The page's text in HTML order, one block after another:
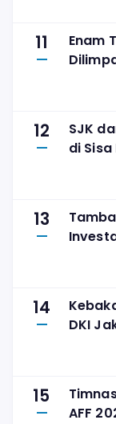
11
Enam
12
SJK
di
13
14
DKI
15
AFF